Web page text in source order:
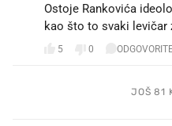
Ostoje Rankovića
kao što to svaki levičar
5 0
JOŠ 81